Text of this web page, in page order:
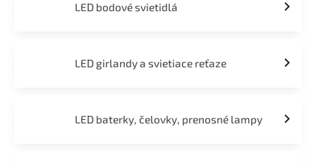
LED bodové svietidlá
LED girlandy a svietiace reťaze
LED baterky, čelovky, prenosné lampy